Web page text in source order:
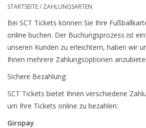
Frankreich
STARTSEITE/ ZAHLUNGSARTEN
Bei SCT Tickets können Sie Ihre
online buchen. Der Buchungsprozess ist
unseren Kunden zu erleichtern, haben wir
Ihnen mehrere Zahlungsoptionen
Sichere Bezahlung:
SCT Tickets bietet Ihnen verschiedene
um Ihre Tickets online zu bezahlen:
Giropay